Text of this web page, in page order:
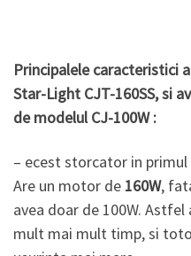
Principalele caracteristici
Star-Light CJT-160SS, si
de modelul CJ-100W :
– ecest storcator in
Are un motor de 160W,
avea doar de 100W.
mult mai mult timp, si